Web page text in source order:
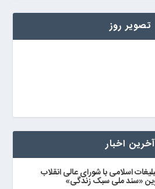
تصویر روز
آخرین اخبار
اسلامی با شورای عالی انقلاب
«سند ملی سبک زندگی»